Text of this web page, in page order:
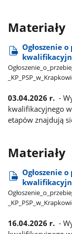
Materiały
Ogłoszenie
03.04.2026 r. -
kwalifikacyjnego
etapów znajdują
Materiały
Ogłoszenie
16.04.2026 r. -